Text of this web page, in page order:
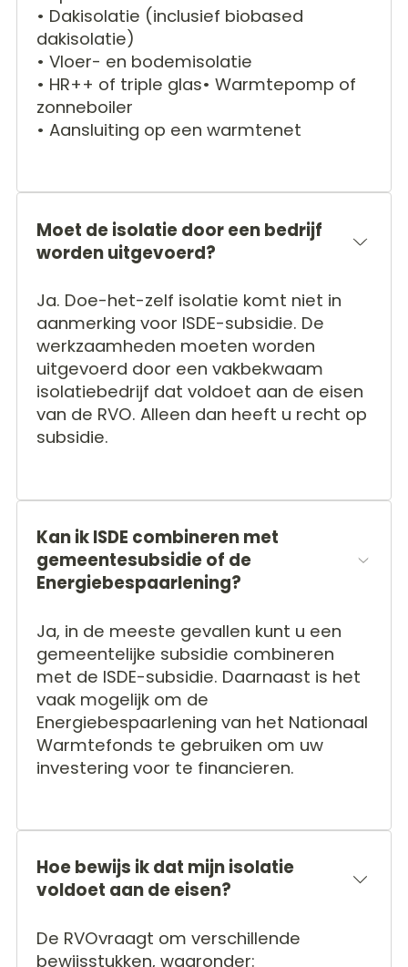
• Dakisolatie (inclusief biobased
dakisolatie)
• Vloer- en bodemisolatie
• HR++ of triple glas• Warmtepomp of
zonneboiler
• Aansluiting op een warmtenet
Moet de isolatie door een bedrijf
worden uitgevoerd?
Ja. Doe-het-zelf isolatie komt niet in
aanmerking voor ISDE-subsidie. De
werkzaamheden moeten worden
uitgevoerd door een vakbekwaam
isolatiebedrijf dat voldoet aan de eisen
van de RVO. Alleen dan heeft u recht op
subsidie.
Kan ik ISDE combineren met
gemeentesubsidie of de
Energiebespaarlening?
Ja, in de meeste gevallen kunt u een
gemeentelijke subsidie combineren
met de ISDE-subsidie. Daarnaast is het
vaak mogelijk om de
Energiebespaarlening van het Nationaal
Warmtefonds te gebruiken om uw
investering voor te financieren.
Hoe bewijs ik dat mijn isolatie
voldoet aan de eisen?
De RVOvraagt om verschillende
bewijsstukken, waaronder: